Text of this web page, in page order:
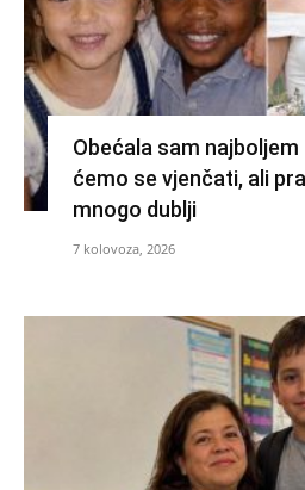
Obećala sam
ćemo se vjenčati, ali
mnogo dublji
7 kolovoza, 2026